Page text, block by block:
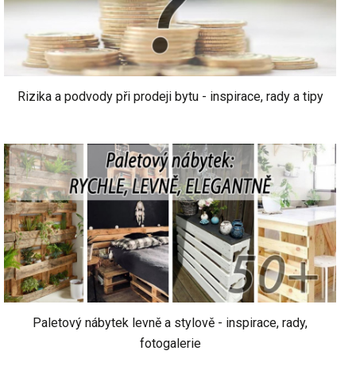
Rizika a podvody při prodeji bytu - inspirace, rady a tipy
Paletový nábytek levně a stylově - inspirace, rady,
fotogalerie